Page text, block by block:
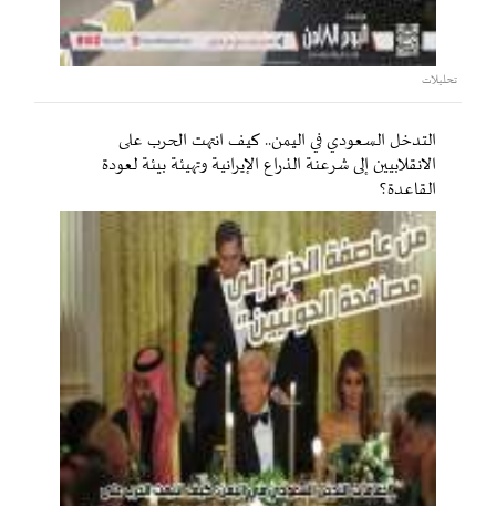
تحليلات
التدخل السعودي في اليمن.. كيف انتهت الحرب على
الانقلابيين إلى شرعنة الذراع الإيرانية وتهيئة بيئة لعودة
القاعدة؟